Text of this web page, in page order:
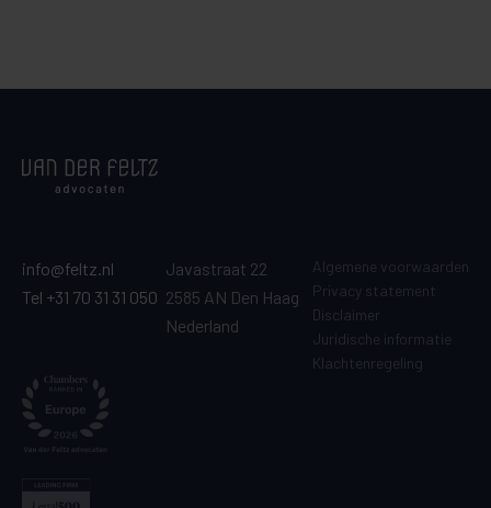
info@feltz.nl
Tel +31 70 31 31 050
Javastraat 22
2585 AN Den Haag
Nederland
Algemene voorwaarden
Privacy statement
Disclaimer
Juridische informatie
Klachtenregeling